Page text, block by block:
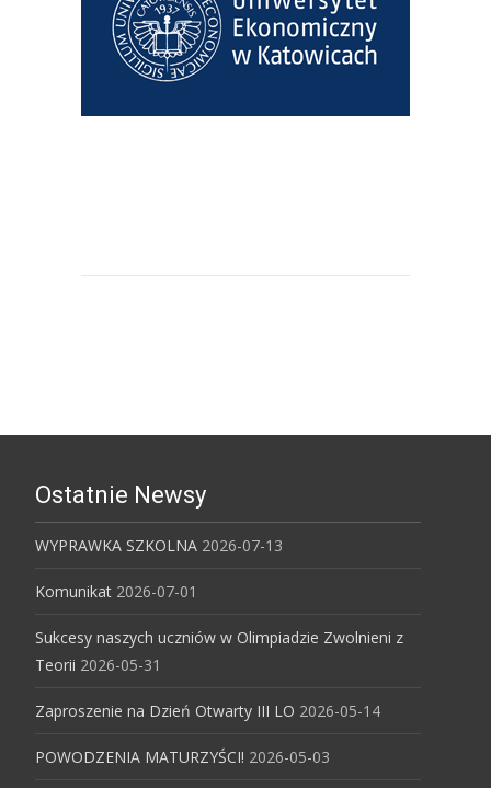
Ostatnie Newsy
WYPRAWKA SZKOLNA 2026-07-13
Komunikat 2026-07-01
Sukcesy naszych uczniów w Olimpiadzie Zwolnieni z
Teorii 2026-05-31
Zaproszenie na Dzień Otwarty III LO 2026-05-14
POWODZENIA MATURZYŚCI! 2026-05-03